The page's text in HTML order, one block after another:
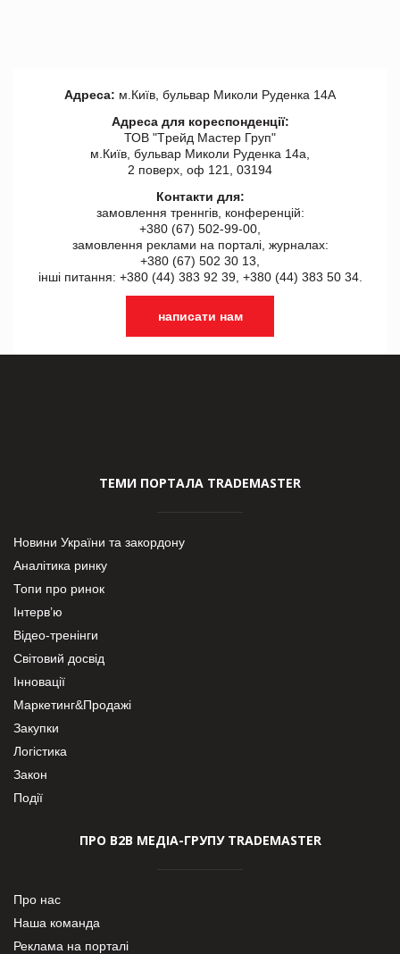
Адреса: м.Київ, бульвар Миколи Руденка 14А
Адреса для кореспонденції:
ТОВ "Tрейд Мастер Груп"
м.Київ, бульвар Миколи Руденка 14а,
2 поверх, оф 121, 03194
Контакти для:
замовлення треннгів, конференцій:
+380 (67) 502-99-00,
замовлення реклами на порталі, журналах:
+380 (67) 502 30 13,
інші питання: +380 (44) 383 92 39, +380 (44) 383 50 34.
написати нам
ТЕМИ ПОРТАЛА TRADEMASTER
Новини України та закордону
Аналітика ринку
Топи про ринок
Інтерв’ю
Відео-тренінги
Світовий досвід
Інновації
Маркетинг&Продажі
Закупки
Логістика
Закон
Події
ПРО В2В МЕДІА-ГРУПУ TRADEMASTER
Про нас
Наша команда
Реклама на порталі